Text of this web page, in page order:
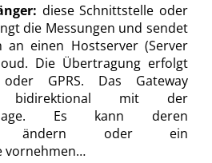
diese Schnittstelle oder
die Messungen und sendet
an einen Hostserver (Server
Die Übertragung erfolgt
GPRS. Das Gateway
bidirektional mit der
Anlage. Es kann deren
ändern oder ein
vornehmen…